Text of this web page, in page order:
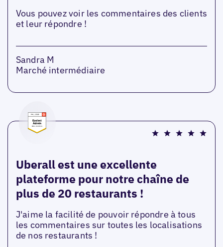
Vous pouvez voir les commentaires des clients
et leur répondre !
Sandra M
Marché intermédiaire
Uberall est une excellente
plateforme pour notre chaîne de
plus de 20 restaurants !
J'aime la facilité de pouvoir répondre à tous
les commentaires sur toutes les localisations
de nos restaurants !